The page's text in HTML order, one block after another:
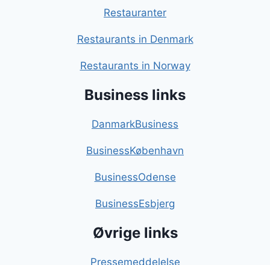
Restauranter
Restaurants in Denmark
Restaurants in Norway
Business links
DanmarkBusiness
BusinessKøbenhavn
BusinessOdense
BusinessEsbjerg
Øvrige links
Pressemeddelelse